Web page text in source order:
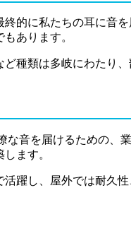
的に私たちの耳に音
あります。
種類は多岐にわたり
音を届けるための
ます。
躍し、屋外では耐久